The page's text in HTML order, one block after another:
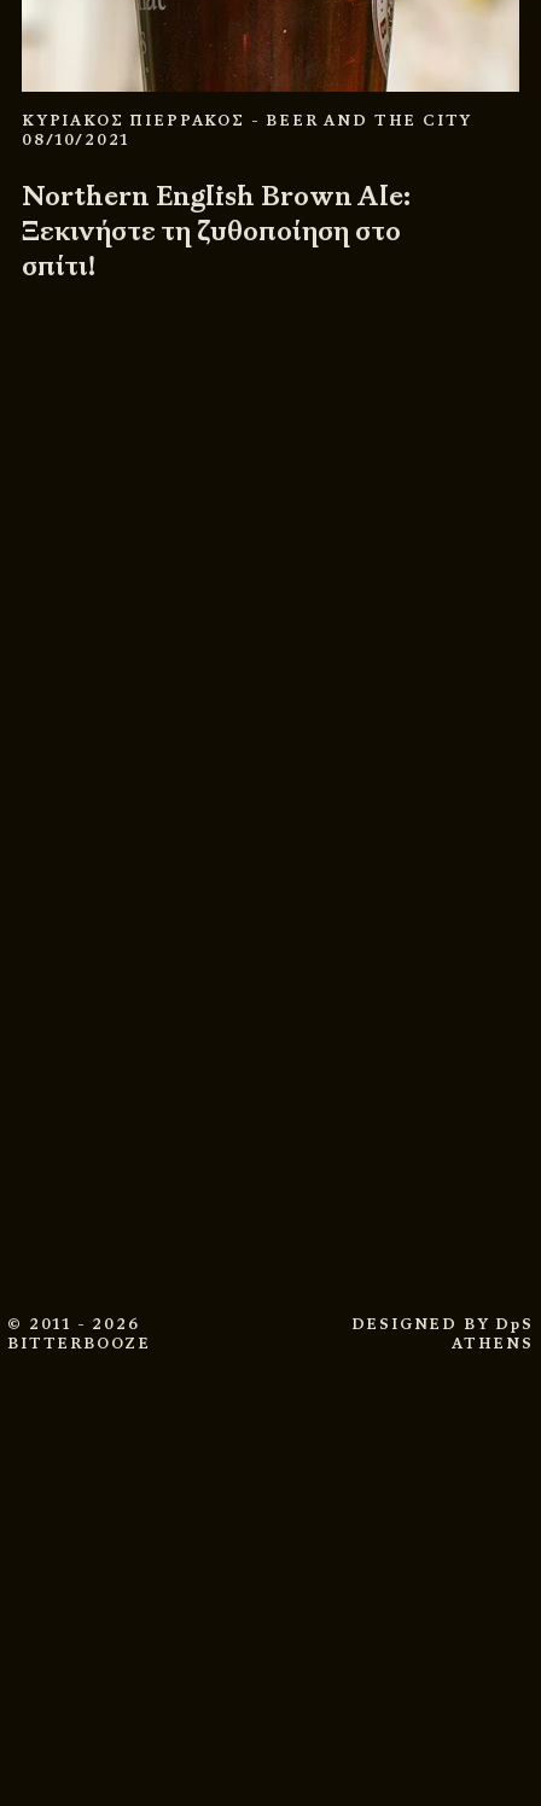
ΚΥΡΙΑΚΟΣ ΠΙΕΡΡΑΚΟΣ - BEER AND THE CITY
08/10/2021
Northern English Brown Ale:
Ξεκινήστε τη ζυθοποίηση στο
σπίτι!
© 2011 - 2026
BITTERBOOZE
DESIGNED BY DpS
ATHENS